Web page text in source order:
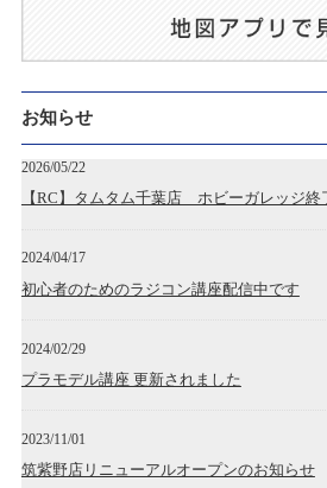
お知らせ
2026/05/22
【RC】タムタム千葉店 ホビーガレッジ終
2024/04/17
初心者のためのラジコン講座配信中です
2024/02/29
プラモデル講座 更新されました
2023/11/01
筑紫野店リニューアルオープンのお知らせ